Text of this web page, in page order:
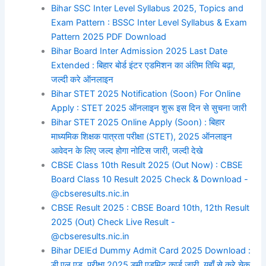
Bihar SSC Inter Level Syllabus 2025, Topics and
Exam Pattern : BSSC Inter Level Syllabus & Exam
Pattern 2025 PDF Download
Bihar Board Inter Admission 2025 Last Date
Extended : बिहार बोर्ड इंटर एडमिशन का अंतिम तिथि बढ़ा,
जल्दी करे ऑनलाइन
Bihar STET 2025 Notification (Soon) For Online
Apply : STET 2025 ऑनलाइन शुरू इस दिन से सुचना जारी
Bihar STET 2025 Online Apply (Soon) : बिहार
माध्यमिक शिक्षक पात्रता परीक्षा (STET), 2025 ऑनलाइन
आवेदन के लिए जल्द होगा नोटिस जारी, जल्दी देखे
CBSE Class 10th Result 2025 (Out Now) : CBSE
Board Class 10 Result 2025 Check & Download -
@cbseresults.nic.in
CBSE Result 2025 : CBSE Board 10th, 12th Result
2025 (Out) Check Live Result -
@cbseresults.nic.in
Bihar DElEd Dummy Admit Card 2025 Download :